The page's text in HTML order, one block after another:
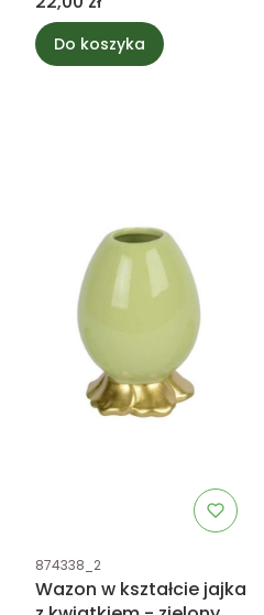
Do koszyka
Kod produktu
874338_2
Wazon w kształcie jajka